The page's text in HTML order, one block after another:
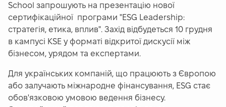
School запрошують на презентацію нової
сертифікаційної програми "ESG Leadership:
стратегія, етика, вплив". Захід відбудеться 10 грудня
в кампусі KSE у форматі відкритої дискусії між
бізнесом, урядом та експертами.
Для українських компаній, що працюють з Європою
або залучають міжнародне фінансування, ESG стає
обов'язковою умовою ведення бізнесу.